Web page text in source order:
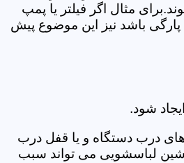
مثال اگر فیلتر یا پمپ
باشد نیز این موضوع پیش
شود.
درب دستگاه و یا قفل درب
لباسشویی می تواند سبب